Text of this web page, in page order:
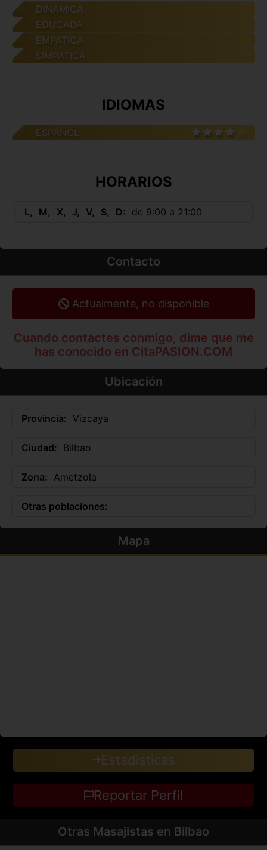
DINAMICA
EDUCADA
EMPATICA
SIMPATICA
IDIOMAS
ESPAÑOL
HORARIOS
L M X J V S D de 9:00 a 21:00
Contacto
Actualmente, no disponible
Cuando contactes conmigo, dime que me
has conocido en CitaPASION.COM
Ubicación
Provincia: Vizcaya
Ciudad: Bilbao
Zona: Ametzola
Otras poblaciones:
Mapa
Estadisticas
Reportar Perfil
Otras Masajistas en Bilbao